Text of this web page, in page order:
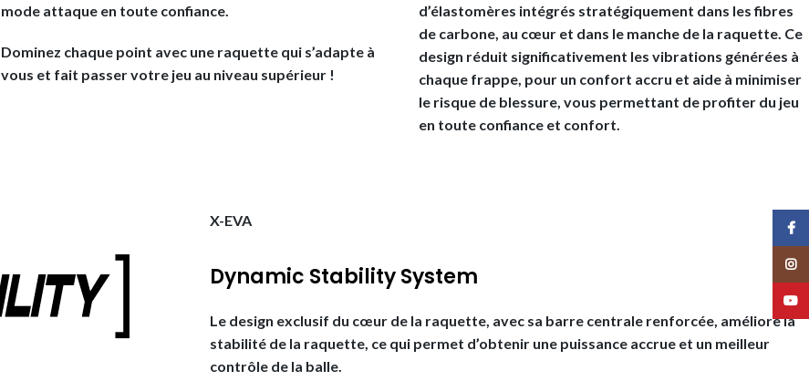
mode attaque en toute confiance.
Dominez chaque point avec une raquette qui s’adapte à
vous et fait passer votre jeu au niveau supérieur !
d’élastomères intégrés stratégiquement dans les fibres
de carbone, au cœur et dans le manche de la raquette. Ce
design réduit significativement les vibrations générées à
chaque frappe, pour un confort accru et aide à minimiser
le risque de blessure, vous permettant de profiter du jeu
en toute confiance et confort.
X-EVA
Dynamic Stability System
Le design exclusif du cœur de la raquette, avec sa barre centrale renforcée, améliore la
stabilité de la raquette, ce qui permet d’obtenir une puissance accrue et un meilleur
contrôle de la balle.